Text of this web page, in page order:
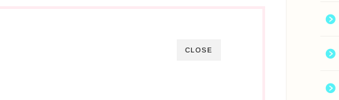
CLOSE